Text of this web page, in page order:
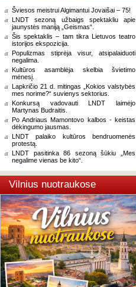
Šviesos meistrui Algimantui Jovaišai – 75!
LNDT sezoną užbaigs spektakliu apie
jaunystės maniją „Geismas“.
Šis spektaklis – tam tikra Lietuvos teatro
istorijos ekspozicija.
Populizmas stiprėja visur, atsipalaiduoti
negalima.
Kultūros asamblėja skelbia švietimo
mėnesį.
Lapkričio 21 d. mitingas „Kokios valstybės
mes norime?“ suvienys sektorius.
Konkursą vadovauti LNDT laimėjo
Martynas Budraitis.
Po Andriaus Mamontovo kalbos - keistas
dėkingumo jausmas.
LNDT palaiko kultūros bendruomenės
protestą.
LNDT pasitinka 86 sezoną šūkiu „Mes
negalime vienas be kito“.
Vilnius nuotraukose